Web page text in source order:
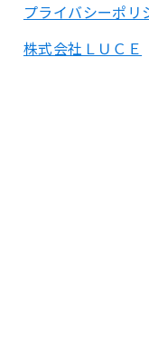
プライバシーポリ
株式会社ＬＵＣＥ